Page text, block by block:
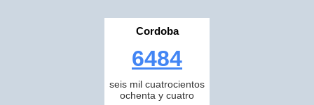
Cordoba
6484
seis mil cuatrocientos
ochenta y cuatro